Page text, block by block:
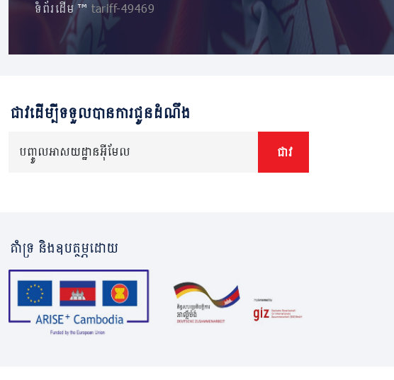
ទំព័រដើម» tariff-49469
ជាវដើម្បីទទួលបានការជូនដំណឹង
បញ្ចូលអាសយដ្ឋានអ៊ីមែល ជាវ
គាំទ្រ និងឧបត្ថម្ភដោយ